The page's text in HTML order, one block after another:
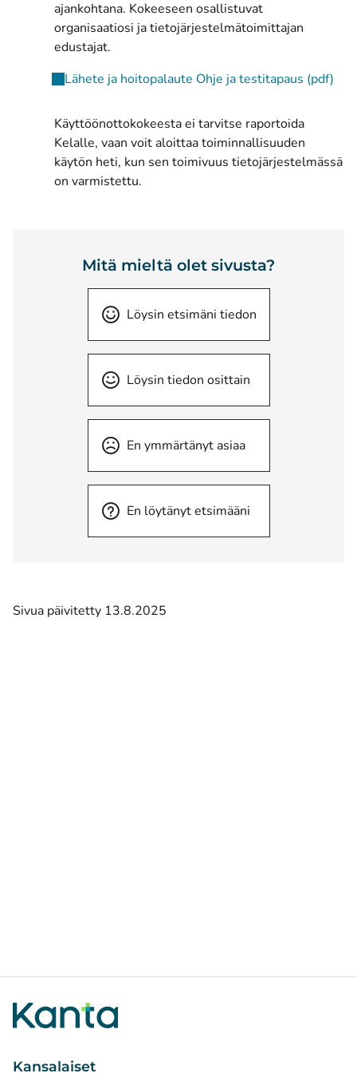
ajankohtana. Kokeeseen osallistuvat
organisaatiosi ja tietojärjestelmätoimittajan
edustajat.
Lähete ja hoitopalaute Ohje ja testitapaus (pdf)
Käyttöönottokokeesta ei tarvitse raportoida
Kelalle, vaan voit aloittaa toiminnallisuuden
käytön heti, kun sen toimivuus tietojärjestelmässä
on varmistettu.
Mitä mieltä olet sivusta?
Löysin etsimäni tiedon
Löysin tiedon osittain
En ymmärtänyt asiaa
En löytänyt etsimääni
Sivua päivitetty 13.8.2025
Kansalaiset